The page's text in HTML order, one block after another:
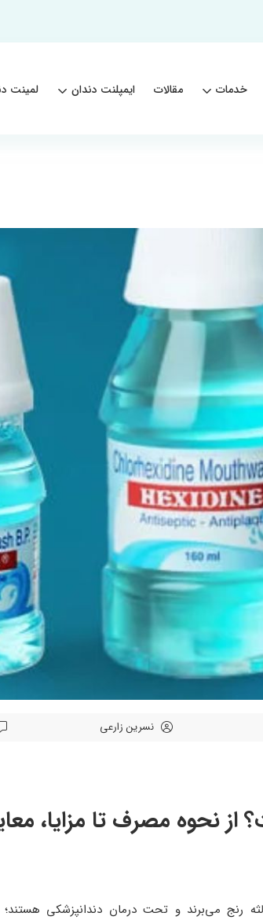
خدمات مقالات ایمپلنت دندان لمینت
نسرین زارعی
از نحوه مصرف تا مزایا،
رنج می‌برند و تحت درمان دندانپزشکی